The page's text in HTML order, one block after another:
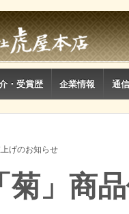
・受賞歴 企業情報 通
げのお知らせ
菊」商